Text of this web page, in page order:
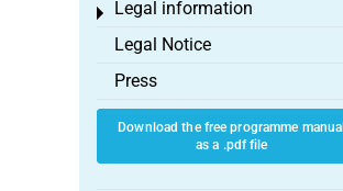
Legal information
Toggle menu
Legal Notice
Press
Download the free programme manual
as a .pdf file